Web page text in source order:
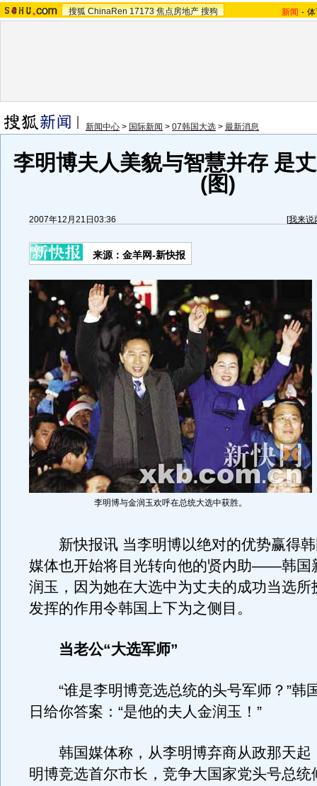
搜狐 ChinaRen 17173 焦点房地产 搜狗 新闻 -
新闻中心 > 国际新闻 > 07韩国大选 > 最新消息
李明博夫人美貌与智慧并存 是
(图)
2007年12月21日03:36 [我来说
来源：金羊网-新快报
李明博与金润玉欢呼在总统大选中获胜。
新快报讯 当李明博以绝对的优势赢得韩
媒体也开始将目光转向他的贤内助——韩国
润玉，因为她在大选中为丈夫的成功当选所
发挥的作用令韩国上下为之侧目。
当老公“大选军师”
“谁是李明博竞选总统的头号军师？”韩
日给你答案：“是他的夫人金润玉！”
韩国媒体称，从李明博弃商从政那天起
明博竞选首尔市长，竞争大国家党头号总统